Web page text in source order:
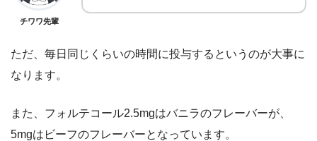
チワワ先輩
ただ、毎日同じくらいの時間に投与するというのが大事に
なります。
また、フォルテコール2.5mgはバニラのフレーバーが、
5mgはビーフのフレーバーとなっています。